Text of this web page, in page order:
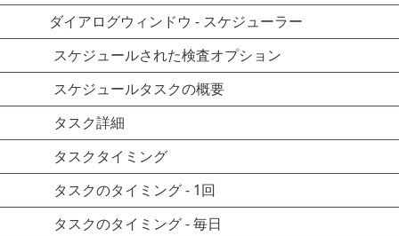
ダイアログウィンドウ - スケジューラー
スケジュールされた検査オプション
スケジュールタスクの概要
タスク詳細
タスクタイミング
タスクのタイミング - 1回
タスクのタイミング - 毎日